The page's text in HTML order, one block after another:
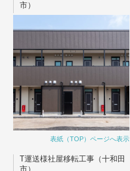
市）
表紙（TOP）ページへ表示
T運送様社屋移転工事（十和田
市）